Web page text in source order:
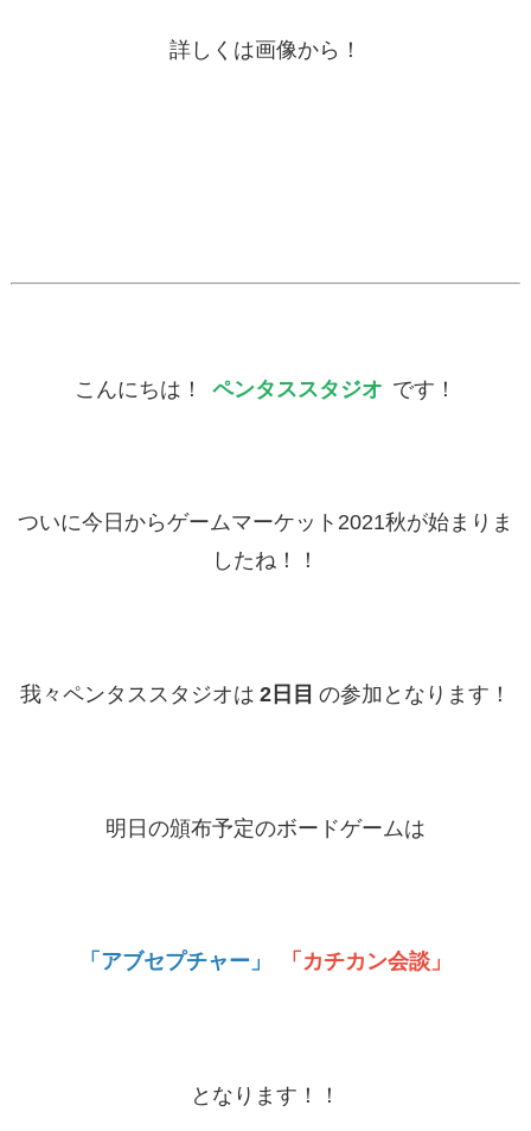
詳しくは画像から！
こんにちは！ ペンタススタジオ です！
ついに今日からゲームマーケット2021秋が始まりま
したね！！
我々ペンタススタジオは 2日目 の参加となります！
明日の頒布予定のボードゲームは
「アブセプチャー」 「カチカン会談」
となります！！